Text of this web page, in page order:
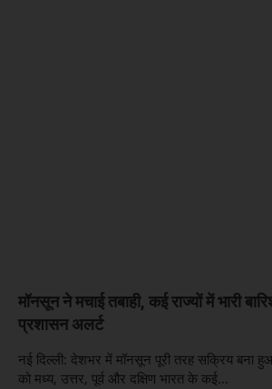
मॉनसून ने मचाई तबाही, कई राज्यों में भारी
प्रशासन अलर्ट
नई दिल्ली: देशभर में मॉनसून पूरी तरह सक्रिय बना
को मध्य, उत्तर, पूर्व और दक्षिण भारत के कई...